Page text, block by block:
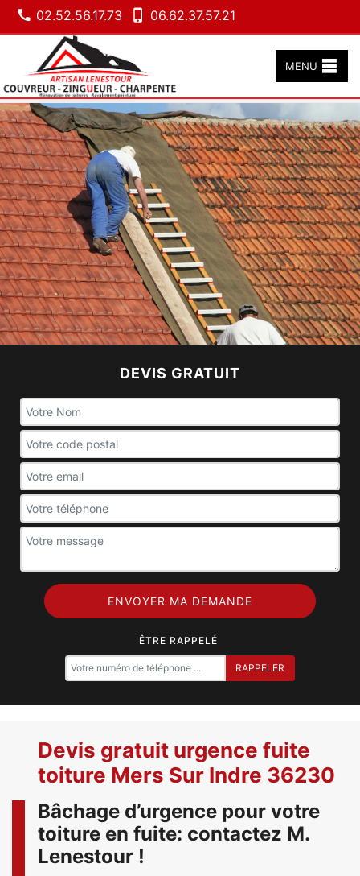
02.52.56.17.73 06.62.37.57.21
MENU
DEVIS GRATUIT
ÊTRE RAPPELÉ
Devis gratuit urgence fuite
toiture Mers Sur Indre 36230
Bâchage d’urgence pour votre
toiture en fuite: contactez M.
Lenestour !